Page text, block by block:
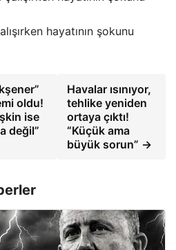
hayatının şokunu
oldu!
ise
değil”
Havalar ısınıyor,
tehlike yeniden
ortaya çıktı!
“Küçük ama
büyük sorun” →